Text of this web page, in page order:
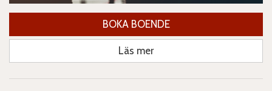
BOKA BOENDE
Läs mer